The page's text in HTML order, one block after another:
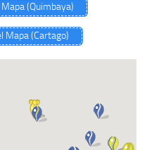
(Quimbaya)
Mapa (Cartago)